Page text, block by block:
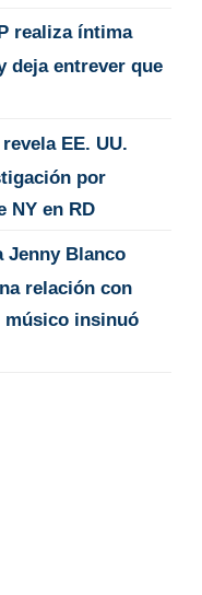
realiza íntima
deja entrever que
EE. UU.
por
NY en RD
Jenny Blanco
relación con
músico insinuó